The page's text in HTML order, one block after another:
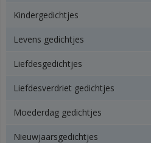
Kindergedichtjes
Levens gedichtjes
Liefdesgedichtjes
Liefdesverdriet gedichtjes
Moederdag gedichtjes
Nieuwjaarsgedichtjes